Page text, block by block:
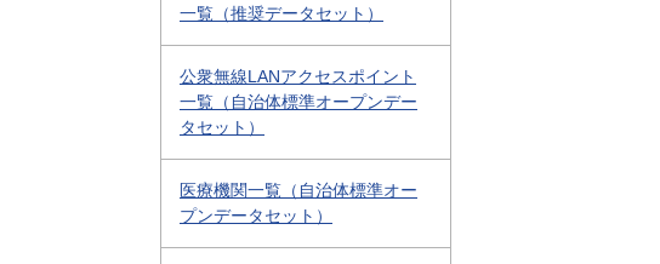
一覧（推奨データセット）
公衆無線LANアクセスポイント
一覧（自治体標準オープンデー
タセット）
医療機関一覧（自治体標準オー
プンデータセット）